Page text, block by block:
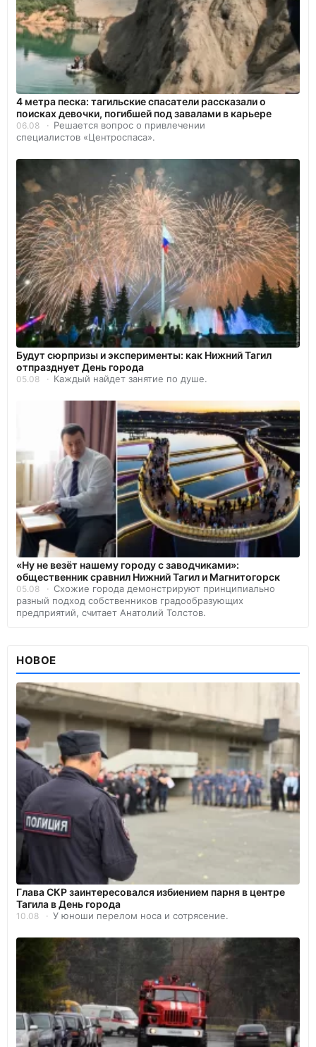
4 метра песка: тагильские спасатели рассказали о
поисках девочки, погибшей под завалами в карьере
06.08
Решается вопрос о привлечении
специалистов «Центроспаса».
Будут сюрпризы и эксперименты: как Нижний Тагил
отпразднует День города
05.08 Каждый найдет занятие по душе.
«Ну не везёт нашему городу с заводчиками»:
общественник сравнил Нижний Тагил и Магнитогорск
05.08
Схожие города демонстрируют принципиально
разный подход собственников градообразующих
предприятий, считает Анатолий Толстов.
НОВОЕ
Глава СКР заинтересовался избиением парня в центре
Тагила в День города
10.08 У юноши перелом носа и сотрясение.